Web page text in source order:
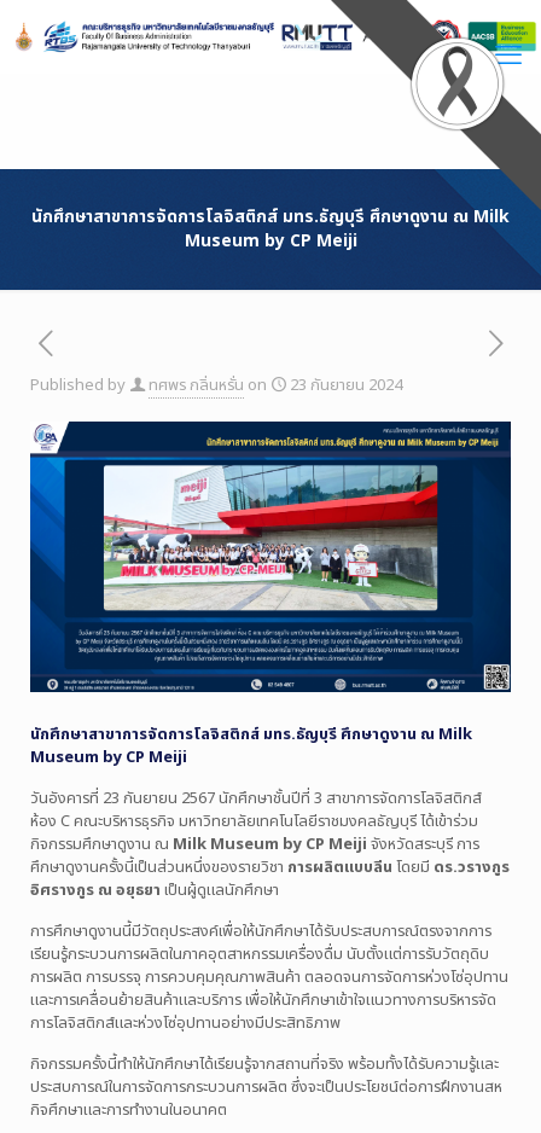
Content
นักศึกษาสาขาการจัดการโลจิสติกส์ มทร.ธัญบุรี ศึกษาดูงาน ณ Milk
Museum by CP Meiji
Published by ทศพร กลิ่นหรั่น on 23 กันยายน 2024
นักศึกษาสาขาการจัดการโลจิสติกส์ มทร.ธัญบุรี ศึกษาดูงาน ณ Milk
Museum by CP Meiji
วันอังคารที่ 23 กันยายน 2567 นักศึกษาชั้นปีที่ 3 สาขาการจัดการโลจิสติกส์
ห้อง C คณะบริหารธุรกิจ มหาวิทยาลัยเทคโนโลยีราชมงคลธัญบุรี ได้เข้าร่วม
กิจกรรมศึกษาดูงาน ณ Milk Museum by CP Meiji จังหวัดสระบุรี การ
ศึกษาดูงานครั้งนี้เป็นส่วนหนึ่งของรายวิชา การผลิตแบบลีน โดยมี ดร.วรางกูร
อิศรางกูร ณ อยุธยา เป็นผู้ดูแลนักศึกษา
การศึกษาดูงานนี้มีวัตถุประสงค์เพื่อให้นักศึกษาได้รับประสบการณ์ตรงจากการ
เรียนรู้กระบวนการผลิตในภาคอุตสาหกรรมเครื่องดื่ม นับตั้งแต่การรับวัตถุดิบ
การผลิต การบรรจุ การควบคุมคุณภาพสินค้า ตลอดจนการจัดการห่วงโซ่อุปทาน
และการเคลื่อนย้ายสินค้าและบริการ เพื่อให้นักศึกษาเข้าใจแนวทางการบริหารจัด
การโลจิสติกส์และห่วงโซ่อุปทานอย่างมีประสิทธิภาพ
กิจกรรมครั้งนี้ทำให้นักศึกษาได้เรียนรู้จากสถานที่จริง พร้อมทั้งได้รับความรู้และ
ประสบการณ์ในการจัดการกระบวนการผลิต ซึ่งจะเป็นประโยชน์ต่อการฝึกงานสห
กิจศึกษาและการทำงานในอนาคต